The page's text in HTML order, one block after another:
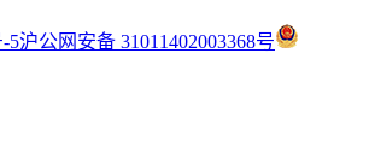
5沪公网安备 31011402003368号